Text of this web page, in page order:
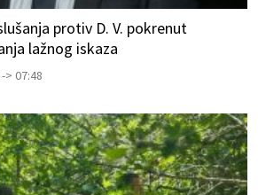
protiv D. V. pokrenut
lažnog iskaza
> 07:48